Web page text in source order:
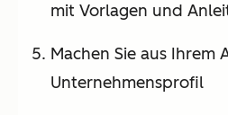
mit Vorlagen und
Machen Sie aus Ihrem
Unternehmensprofil